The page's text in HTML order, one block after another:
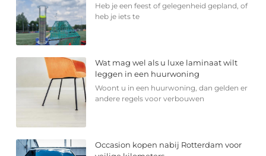
Heb je een feest of gelegenheid gepland, of
heb je iets te
Wat mag wel als u luxe laminaat wilt
leggen in een huurwoning
Woont u in een huurwoning, dan gelden er
andere regels voor verbouwen
Occasion kopen nabij Rotterdam voor